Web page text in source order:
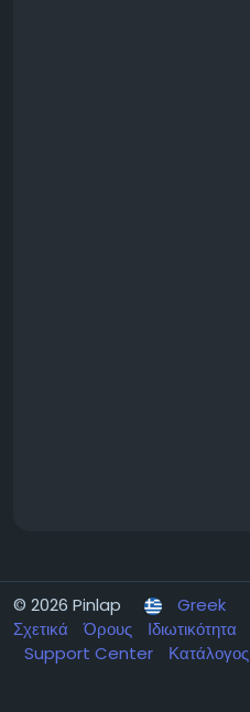
© 2026 Pinlap
Greek
Σχετικά
Όρους Ιδιωτικότητα
Support Center
Κατάλογος